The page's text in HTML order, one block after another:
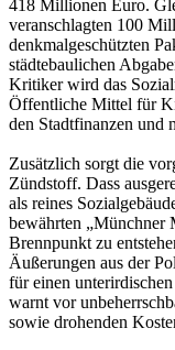
418 Millionen Euro.
veranschlagten 100
denkmalgeschützten
städtebaulichen
Kritiker wird das
Öffentliche Mittel für
den Stadtfinanzen und
Zusätzlich sorgt die
Zündstoff. Dass
als reines
bewährten „Münchner
Brennpunkt zu
Äußerungen aus der
für einen
warnt vor
sowie drohenden